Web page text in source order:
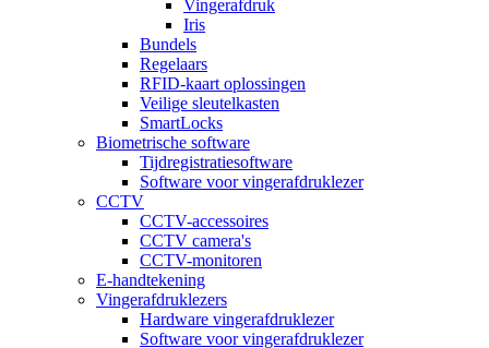
Vingerafdruk
Iris
Bundels
Regelaars
RFID-kaart oplossingen
Veilige sleutelkasten
SmartLocks
Biometrische software
Tijdregistratiesoftware
Software voor vingerafdruklezer
CCTV
CCTV-accessoires
CCTV camera's
CCTV-monitoren
E-handtekening
Vingerafdruklezers
Hardware vingerafdruklezer
Software voor vingerafdruklezer